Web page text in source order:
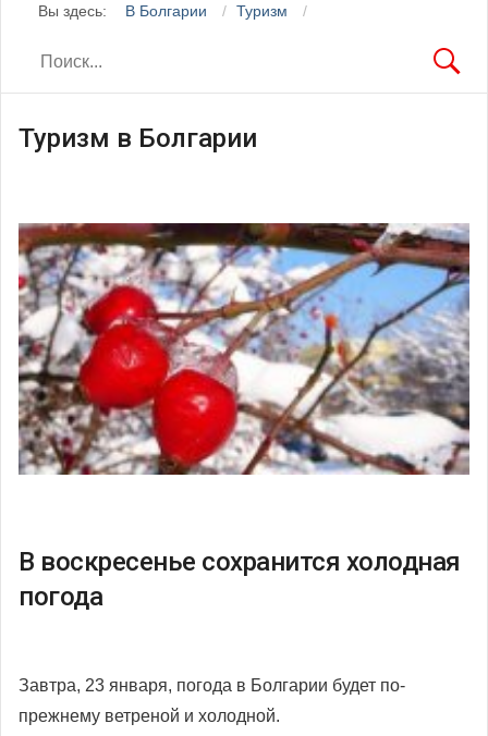
Вы здесь: В Болгарии Туризм
Туризм в Болгарии
В воскресенье сохранится холодная
погода
Завтра, 23 января, погода в Болгарии будет по-
прежнему ветреной и холодной.